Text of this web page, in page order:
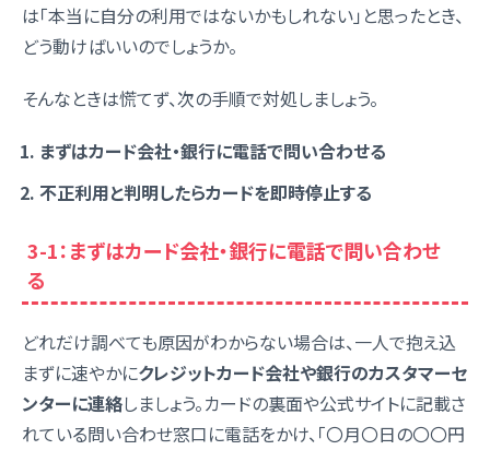
は「本当に自分の利用ではないかもしれない」と思ったとき、
どう動けばいいのでしょうか。
そんなときは慌てず、次の手順で対処しましょう。
まずはカード会社・銀行に電話で問い合わせる
不正利用と判明したらカードを即時停止する
3-1：まずはカード会社・銀行に電話で問い合わせ
る
どれだけ調べても原因がわからない場合は、一人で抱え込
まずに速やかにクレジットカード会社や銀行のカスタマーセ
ンターに連絡しましょう。カードの裏面や公式サイトに記載さ
れている問い合わせ窓口に電話をかけ、「〇月〇日の〇〇円